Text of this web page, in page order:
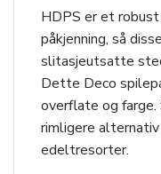
HDPS er et
påkjenning, så
slitasjeutsatte
Dette Deco
overflate og
rimligere
edeltresorter.